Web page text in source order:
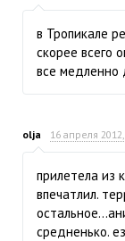
в Тропикале
скорее всего
все медленно
olja 16 апреля
прилетела из
впечатлил.
средненько.